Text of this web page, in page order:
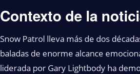
Contexto de la
Snow Patrol lleva más de dos
baladas de enorme alcance
liderada por Gary Lightbody ha